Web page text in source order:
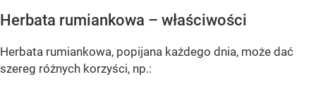
Herbata rumiankowa – właściwości
Herbata rumiankowa, popijana każdego dnia, może dać
szereg różnych korzyści, np.: